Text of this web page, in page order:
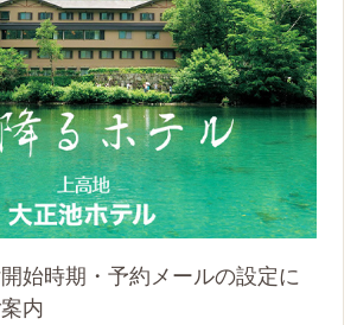
始時期・予約メールの設定に
案内